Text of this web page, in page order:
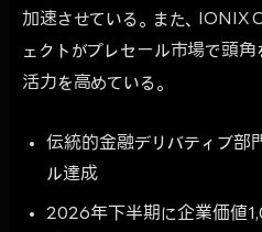
加速させている。また、IONIX
ェクトがプレセール市場で頭
活力を高めている。
伝統的金融デリバティブ部
ル達成
2026年下半期に企業価値